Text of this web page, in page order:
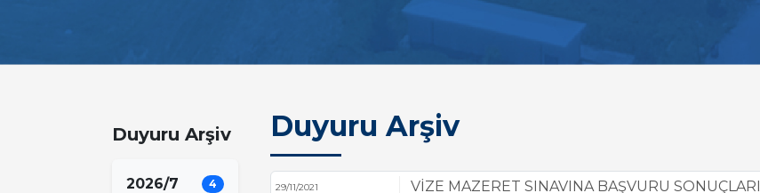
Duyuru Arşiv
2026/7 4
Duyuru Arşiv
29/11/2021 VİZE MAZERET SINAVINA BAŞVURU SONUÇLARI